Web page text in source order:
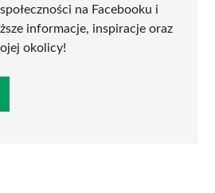
na Facebooku i
informacje, inspiracje oraz
okolicy!